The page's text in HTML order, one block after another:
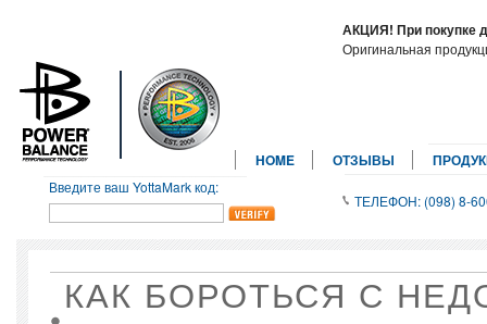
АКЦИЯ! При покупке
Оригинальная
HOME ОТЗЫВЫ
ТЕЛЕФОН: (098) 8-
Введите ваш YottaMark код:
КАК БОРОТЬСЯ С